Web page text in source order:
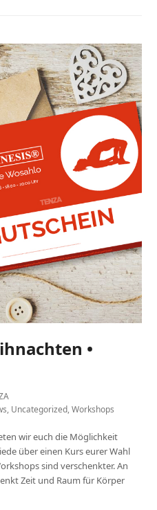
•
, Uncategorized,Workshops
wir euch die Möglichkeit
über einen Kurs eurer Wahl
sind verschenkter. An
Zeit und Raum für Körper